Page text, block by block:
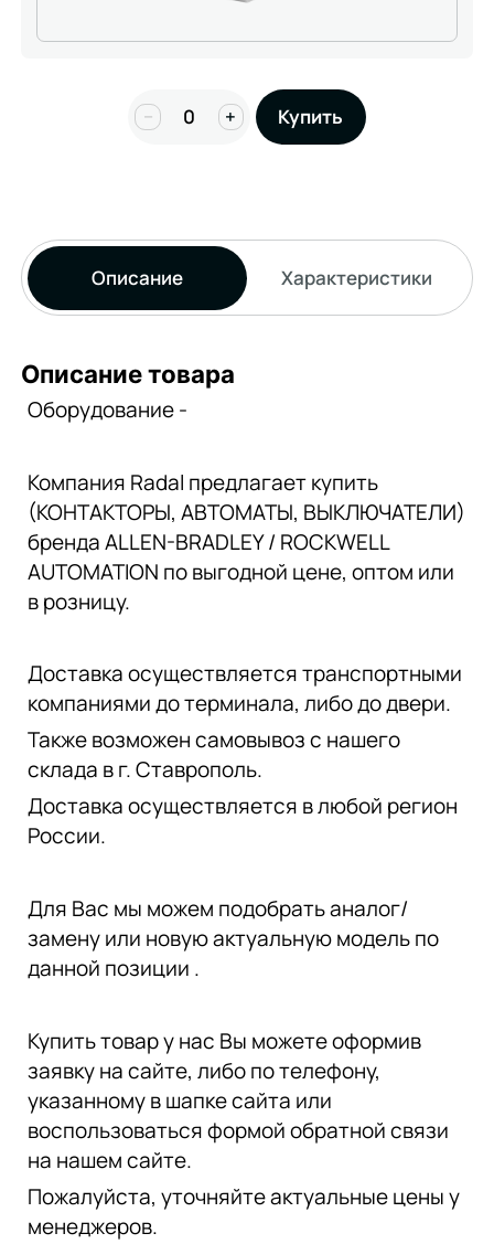
− + Купить
Описание Характеристики
Описание товара
Оборудование -
Компания Radal предлагает купить
(КОНТАКТОРЫ, АВТОМАТЫ, ВЫКЛЮЧАТЕЛИ)
бренда ALLEN-BRADLEY / ROCKWELL
AUTOMATION по выгодной цене, оптом или
в розницу.
Доставка осуществляется транспортными
компаниями до терминала, либо до двери.
Также возможен самовывоз с нашего
склада в г. Ставрополь.
Доставка осуществляется в любой регион
России.
Для Вас мы можем подобрать аналог/
замену или новую актуальную модель по
данной позиции .
Купить товар у нас Вы можете оформив
заявку на сайте, либо по телефону,
указанному в шапке сайта или
воспользоваться формой обратной связи
на нашем сайте.
Пожалуйста, уточняйте актуальные цены у
менеджеров.